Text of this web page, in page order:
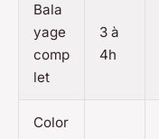
Bala
yage
comp
let
3 à
4h
Color